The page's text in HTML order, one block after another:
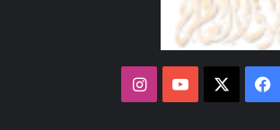
فيسبوك ‫YouTubeانستقرام